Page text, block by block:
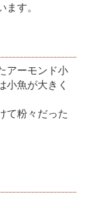
す。
アーモンド小
小魚が大きく
て粉々だった